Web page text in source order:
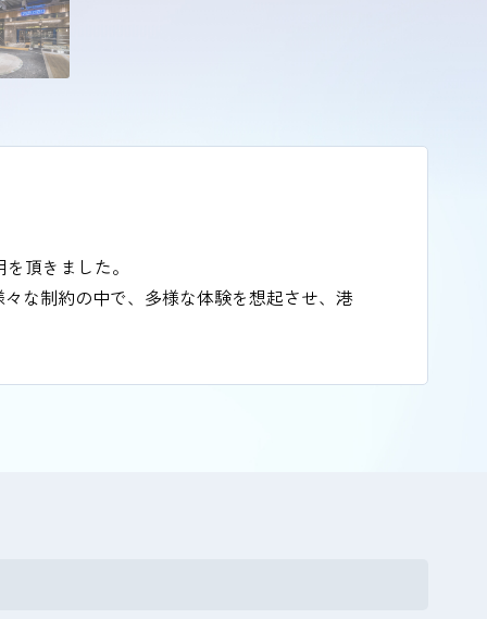
頂きました。
な制約の中で、多様な体験を想起させ、港